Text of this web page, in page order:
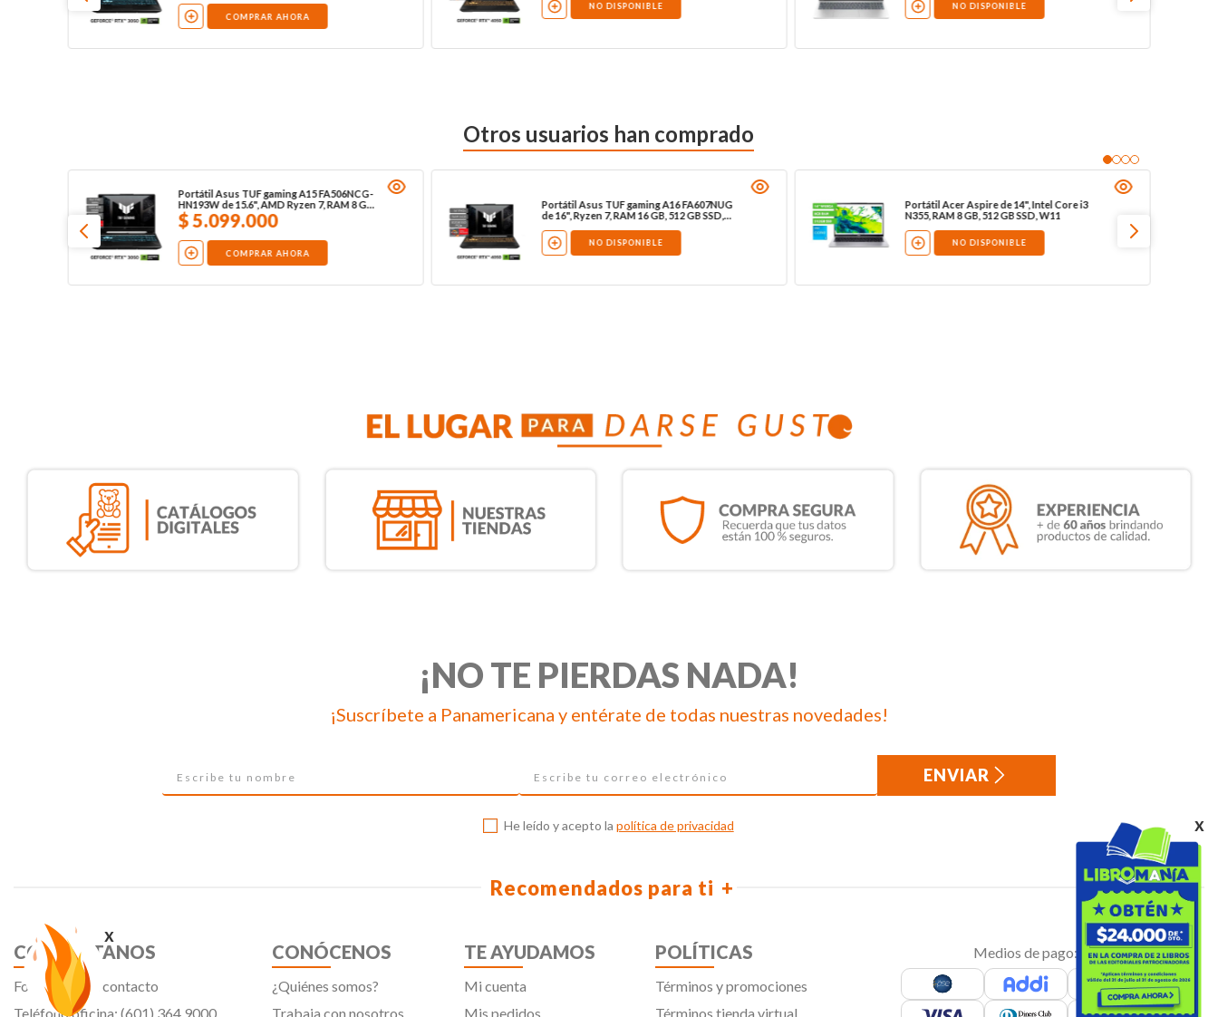
x
x
COMPRAR AHORA
NO DISPONIBLE NO DISPONIBLE
Otros usuarios han comprado
Portátil Asus TUF gaming A15 FA506NCG-
HN193W de 15.6", AMD Ryzen 7, RAM 8 GB,
512 GB SSD, W11, negro
$5.099.000
COMPRAR AHORA
Portátil Asus TUF gaming A16 FA607NUG
de 16", Ryzen 7, RAM 16 GB, 512 GB SSD,
NO DISPONIBLE
Portátil Acer Aspire de 14", Intel Core i3
N355, RAM 8 GB, 512 GB SSD, W11
NO DISPONIBLE
¡NO TE PIERDAS NADA!
¡Suscríbete a Panamericana y entérate de todas nuestras novedades!
ENVIAR
He leído y acepto la política de privacidad
Recomendados para ti
CONTÁCTANOS
Formulario de contacto
Teléfono oficina: (601) 364 9000
CONÓCENOS
¿Quiénes somos?
Trabaja con nosotros
TE AYUDAMOS
Mi cuenta
Mis pedidos
POLÍTICAS
Términos y promociones
Términos tienda virtual
Medios de pago: